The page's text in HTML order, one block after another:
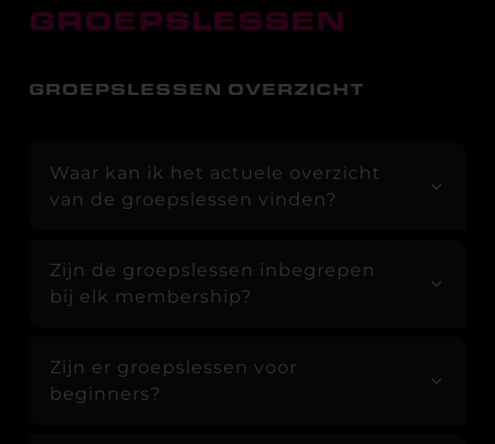
GROEPSLESSEN
GROEPSLESSEN OVERZICHT
Waar kan ik het actuele overzicht
van de groepslessen vinden?
Zijn de groepslessen inbegrepen
bij elk membership?
Zijn er groepslessen voor
beginners?